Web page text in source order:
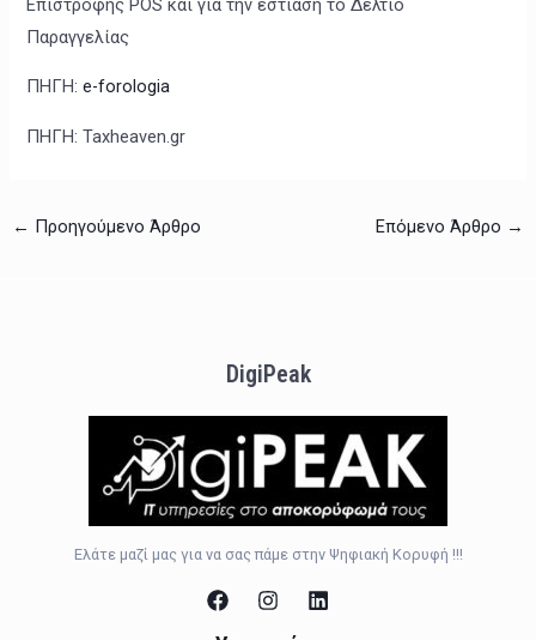
Επιστροφής POS και για την εστίαση το Δελτίο
Παραγγελίας
ΠΗΓΗ:e-forologia
ΠΗΓΗ: Taxheaven.gr
← Προηγούμενο Άρθρο Επόμενο Άρθρο →
DigiPeak
Ελάτε μαζί μας για να σας πάμε στην Ψηφιακή Κορυφή !!!